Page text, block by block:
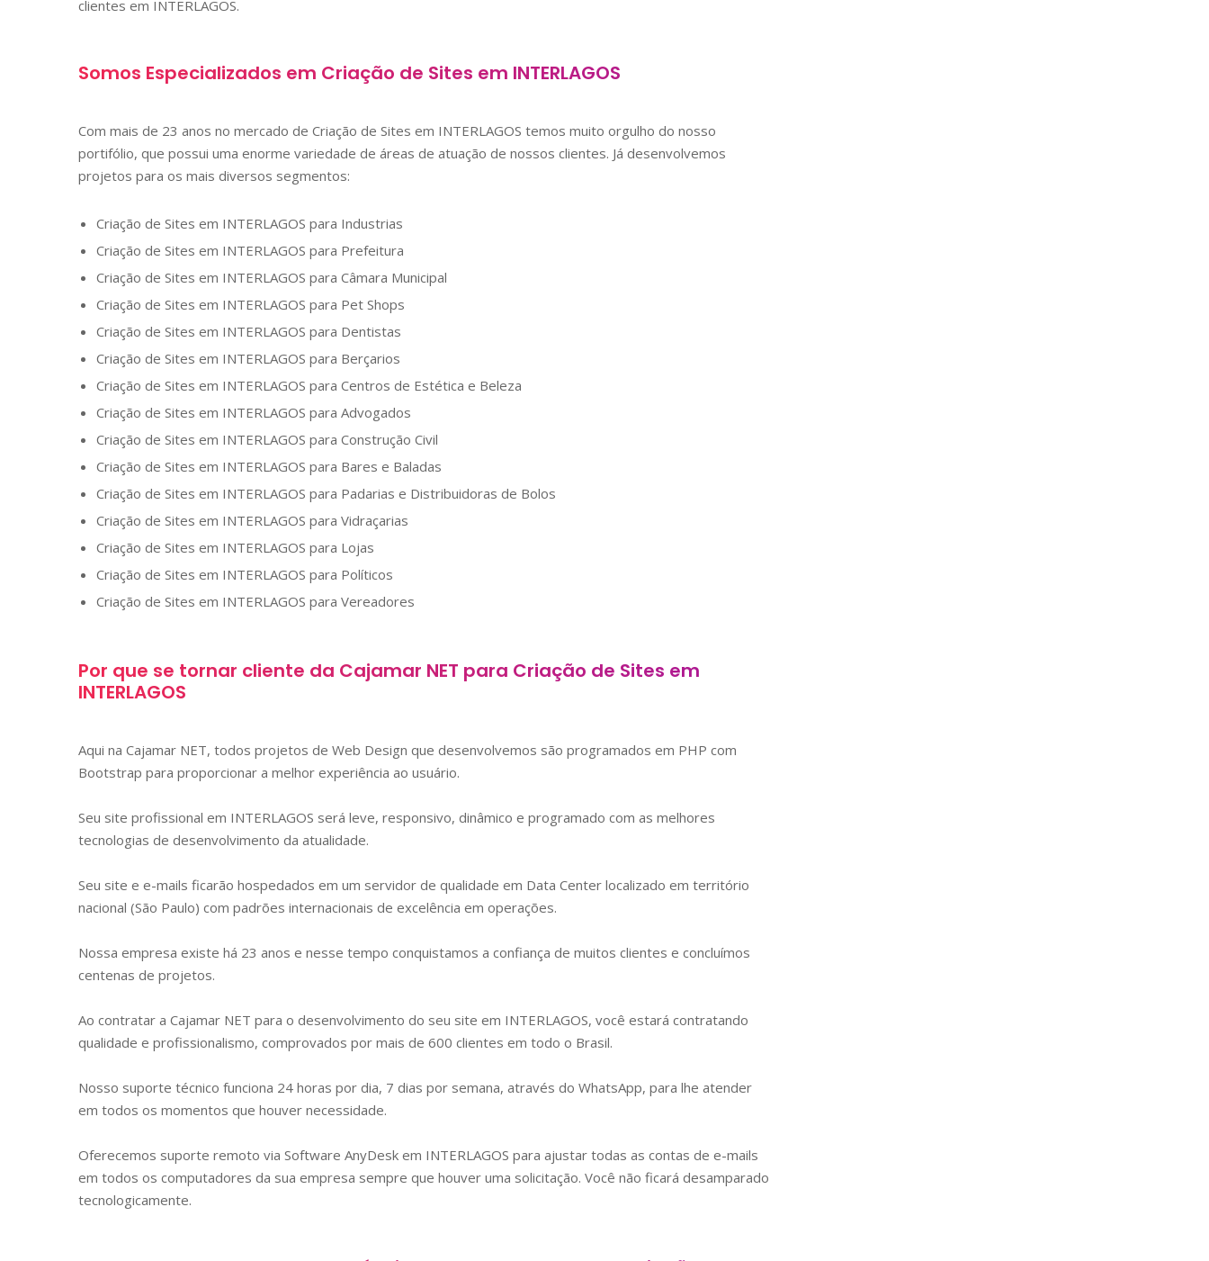
clientes em INTERLAGOS.
Somos Especializados em Criação de Sites em INTERLAGOS
Com mais de 23 anos no mercado de Criação de Sites em INTERLAGOS temos muito orgulho do nosso
portifólio, que possui uma enorme variedade de áreas de atuação de nossos clientes. Já desenvolvemos
projetos para os mais diversos segmentos:
Criação de Sites em INTERLAGOS para Industrias
Criação de Sites em INTERLAGOS para Prefeitura
Criação de Sites em INTERLAGOS para Câmara Municipal
Criação de Sites em INTERLAGOS para Pet Shops
Criação de Sites em INTERLAGOS para Dentistas
Criação de Sites em INTERLAGOS para Berçarios
Criação de Sites em INTERLAGOS para Centros de Estética e Beleza
Criação de Sites em INTERLAGOS para Advogados
Criação de Sites em INTERLAGOS para Construção Civil
Criação de Sites em INTERLAGOS para Bares e Baladas
Criação de Sites em INTERLAGOS para Padarias e Distribuidoras de Bolos
Criação de Sites em INTERLAGOS para Vidraçarias
Criação de Sites em INTERLAGOS para Lojas
Criação de Sites em INTERLAGOS para Políticos
Criação de Sites em INTERLAGOS para Vereadores
Por que se tornar cliente da Cajamar NET para Criação de Sites em
INTERLAGOS
Aqui na Cajamar NET, todos projetos de Web Design que desenvolvemos são programados em PHP com
Bootstrap para proporcionar a melhor experiência ao usuário.
Seu site profissional em INTERLAGOS será leve, responsivo, dinâmico e programado com as melhores
tecnologias de desenvolvimento da atualidade.
Seu site e e-mails ficarão hospedados em um servidor de qualidade em Data Center localizado em território
nacional (São Paulo) com padrões internacionais de excelência em operações.
Nossa empresa existe há 23 anos e nesse tempo conquistamos a confiança de muitos clientes e concluímos
centenas de projetos.
Ao contratar a Cajamar NET para o desenvolvimento do seu site em INTERLAGOS, você estará contratando
qualidade e profissionalismo, comprovados por mais de 600 clientes em todo o Brasil.
Nosso suporte técnico funciona 24 horas por dia, 7 dias por semana, através do WhatsApp, para lhe atender
em todos os momentos que houver necessidade.
Oferecemos suporte remoto via Software AnyDesk em INTERLAGOS para ajustar todas as contas de e-mails
em todos os computadores da sua empresa sempre que houver uma solicitação. Você não ficará desamparado
tecnologicamente.